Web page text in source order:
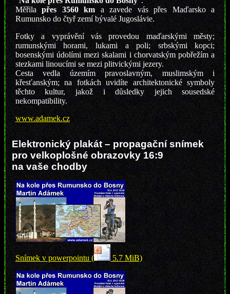
Měřilapřes 3560 km a zavede vás přes Maďarsko a
Rumunsko do čtyř zemí bývalé Jugoslávie.
Fotky a vyprávění vás provedou maďarskými městy;
rumunskými horami, lukami a poli; srbskými kopci;
bosenskými údolími mezi skalami i chorvatským pobřežím a
stezkami linoucími se mezi plitvickými jezery.
Cesta vedla územím pravoslavným, muslimským i
křesťanským; na fotkách uvidíte architektonické symboly
těchto kultur, jakož i důsledky jejich sousedské
nekompatibility.
www.adamek.cz
Elektronický plakát – propagační snímek
pro velkoplošné obrazovky 16:9
na vaše chodby
Snímek v powerpointu ( 5.7 MiB)